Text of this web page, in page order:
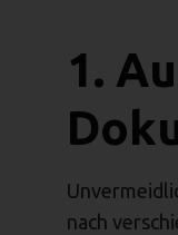
1.
nach